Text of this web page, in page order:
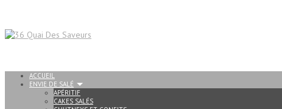
ACCUEIL
ENVIE DE SALÉ
APÉRITIF
CAKES SALÉS